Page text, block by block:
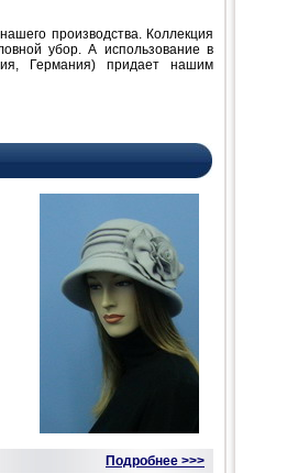
производства. Коллекция
убор. А использование в
Германия) придает нашим
Подробнее >>>